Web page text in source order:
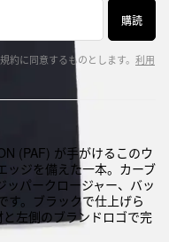
購読
約に同意するものとします。 利用
(PAF) が手がけるこのウ
ッジを備えた一本。カーブ
ッパークロージャー、バッ
す。ブラックで仕上げら
左側のブランドロゴで完